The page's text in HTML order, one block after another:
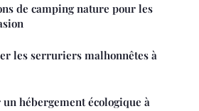
de camping nature pour les
les serruriers malhonnêtes à
hébergement écologique à